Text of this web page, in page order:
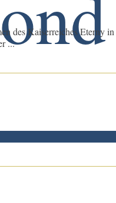
des Kaiserreiches Eterny
...